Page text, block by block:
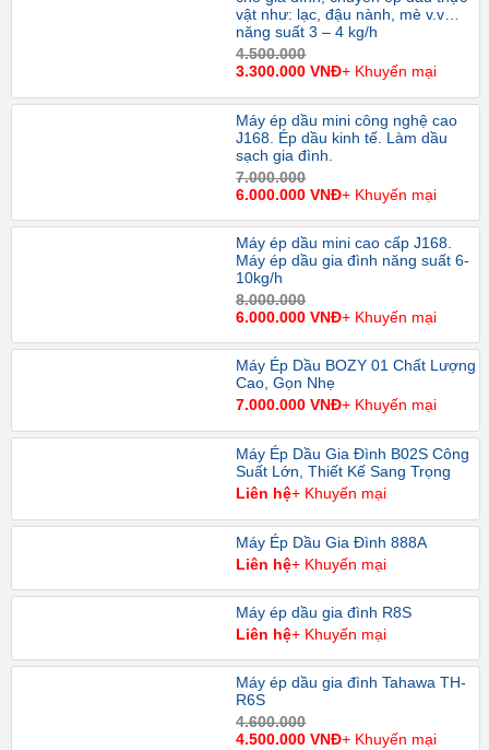
vật như: lạc, đậu nành, mè v.v…
năng suất 3 – 4 kg/h
4.500.000
3.300.000 VNĐ+ Khuyến mại
Máy ép dầu mini công nghệ cao
J168. Ép dầu kinh tế. Làm dầu
sạch gia đình.
7.000.000
6.000.000 VNĐ+ Khuyến mại
Máy ép dầu mini cao cấp J168.
Máy ép dầu gia đình năng suất 6-
10kg/h
8.000.000
6.000.000 VNĐ+ Khuyến mại
Máy Ép Dầu BOZY 01 Chất Lượng
Cao, Gọn Nhẹ
7.000.000 VNĐ+ Khuyến mại
Máy Ép Dầu Gia Đình B02S Công
Suất Lớn, Thiết Kế Sang Trọng
Liên hệ+ Khuyến mại
Máy Ép Dầu Gia Đình 888A
Liên hệ+ Khuyến mại
Máy ép dầu gia đình R8S
Liên hệ+ Khuyến mại
Máy ép dầu gia đình Tahawa TH-
R6S
4.600.000
4.500.000 VNĐ+ Khuyến mại